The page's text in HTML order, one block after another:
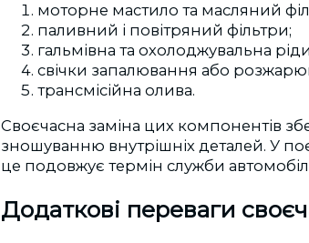
моторне мастило та масляний
паливний і повітряний фільтри;
гальмівна та охолоджувальна
свічки запалювання або
трансмісійна олива.
Своєчасна заміна цих компонентів
зношуванню внутрішніх деталей. У
це подовжує термін служби
Додаткові переваги